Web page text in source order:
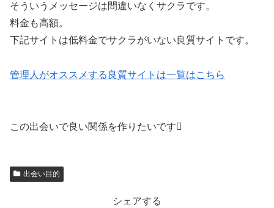
そういうメッセージは間違いなくサクラです。
料金も高額。
下記サイトは低料金でサクラがいない良質サイトです。
管理人がオススメする良質サイトは一覧はこちら
この出会いで良い関係を作りたいです
出会い目的
シェアする